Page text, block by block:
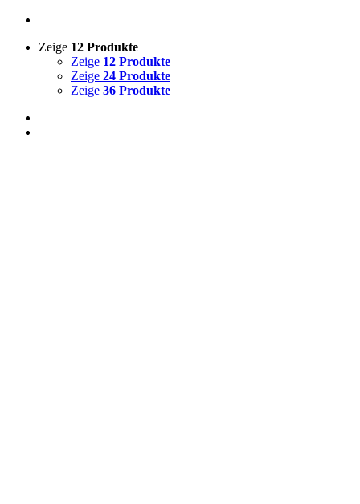
Zeige 12 Produkte
Zeige 12 Produkte
Zeige 24 Produkte
Zeige 36 Produkte